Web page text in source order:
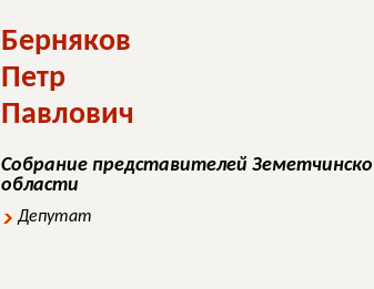
Берняков
Петр
Павлович
Собрание представителей
области
Депутат